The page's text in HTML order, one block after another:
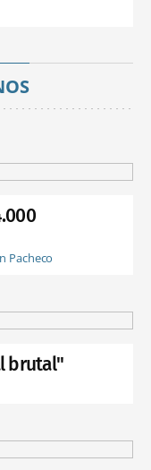
Pacheco
brutal"